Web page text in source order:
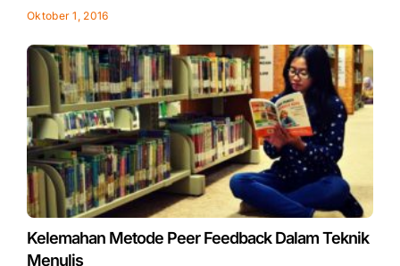
Oktober 1, 2016
Kelemahan Metode Peer Feedback Dalam Teknik
Menulis